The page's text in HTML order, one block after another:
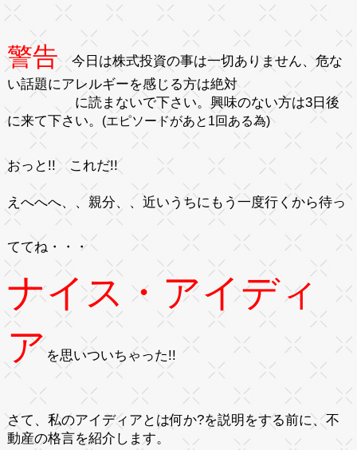
警告
今日は株式投資の事は一切ありません、危な
い話題にアレルギーを感じる方は絶対
に読まないで下さい。興味のない方は3日後
に来て下さい。
(エピソードがあと1回ある為)
おっと!!これだ!!
えへへへ、、 親分、、近いうちにもう一度行くから待っ
ててね・・・
ナイス・アイディ
アを思いついちゃった!!
さて、私のアイディアとは何か?を説明をする前に、不
動産の格言を紹介します。